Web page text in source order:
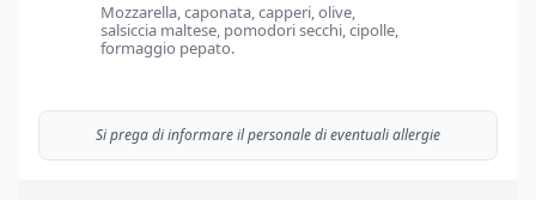
Mozzarella, caponata, capperi, olive,
salsiccia maltese, pomodori secchi, cipolle,
formaggio pepato.
Si prega di informare il personale di eventuali allergie